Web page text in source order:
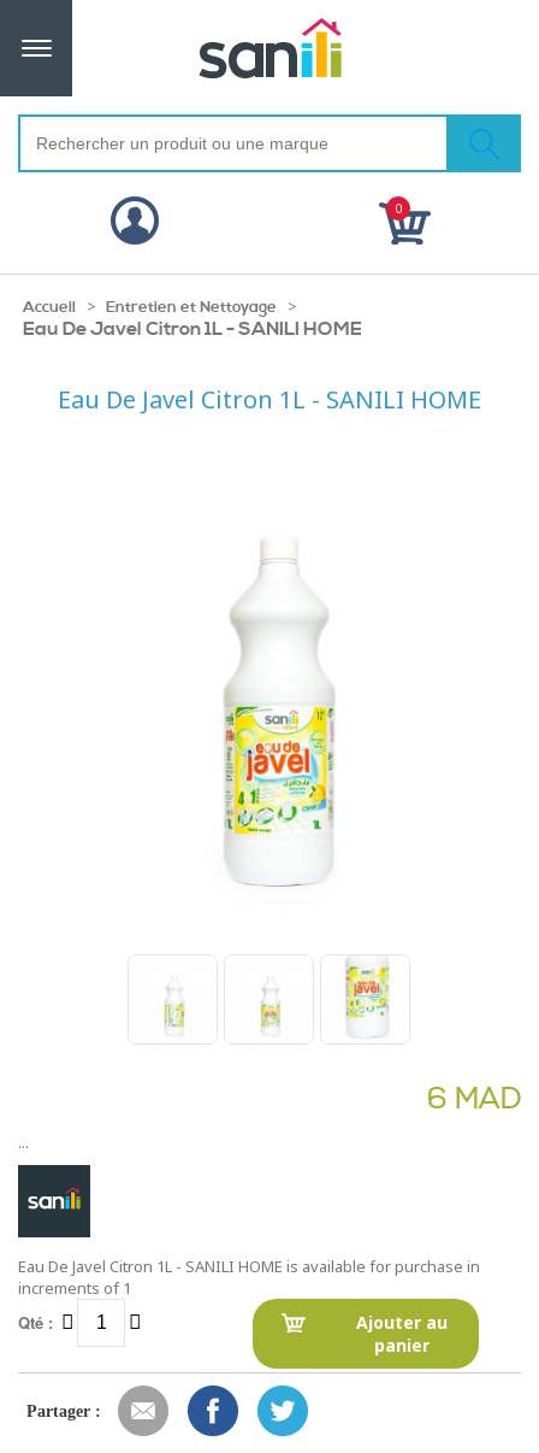
0
Accueil > Entretien et Nettoyage >
Eau De Javel Citron 1L - SANILI HOME
Eau De Javel Citron 1L - SANILI HOME
6 MAD
...
Eau De Javel Citron 1L - SANILI HOME is available for purchase in
increments of 1
Qté :
Ajouter au
panier
Partager :